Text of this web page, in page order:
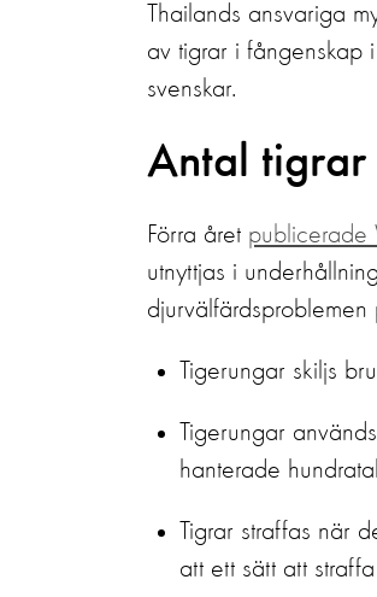
Thailands ansvariga
av tigrar i fångenskap
svenskar.
Antal tigrar
Förra året publicerade
utnyttjas i
Tigerungar skiljs
Tigerungar
hanterade
Tigrar straffas när
att ett sätt att